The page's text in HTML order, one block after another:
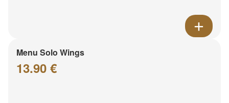
Menu Solo Wings
13.90 €